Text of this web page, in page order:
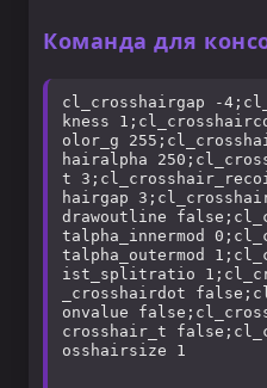
Команда для
cl_crosshairgap -
kness
olor_g
hairalpha
t
hairgap
drawoutline
talpha_innermod
talpha_outermod
ist_splitratio
_crosshairdot
onvalue
crosshair_t
osshairsize 1